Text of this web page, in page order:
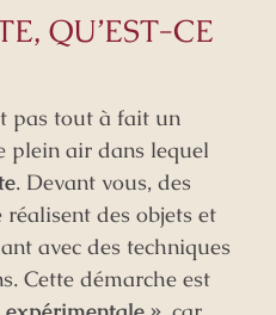
QU’EST-CE
pas tout à fait un
plein air dans lequel
. Devant vous, des
des objets et
avec des techniques
Cette démarche est